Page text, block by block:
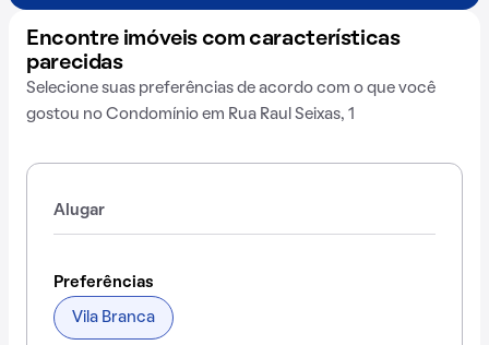
Encontre imóveis com características
parecidas
Selecione suas preferências de acordo com o que você
gostou no Condomínio em Rua Raul Seixas, 1
Alugar
Preferências
Vila Branca